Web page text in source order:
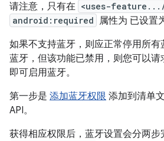
请注意，只有在 <uses-
android:required 属性为 已设置
如果不支持蓝牙，则应正常停用所
蓝牙，但该功能已禁用，则您可以请
即可启用蓝牙。
第一步是 添加蓝牙权限 添加到清单
API。
获得相应权限后，蓝牙设置会分两步